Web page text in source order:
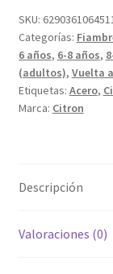
Inox
Unicornio
cantidad
SKU:
Categorías:
6 años, 6-8 años,
(adultos), Vuelta
Etiquetas: Acero,
Marca: Citron
Descripción
Valoraciones (0)